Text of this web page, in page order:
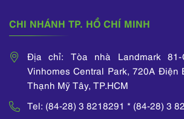
CHI NHÁNH TP. HỒ CHÍ MINH
Địa chỉ: Tòa nhà Landmark 81-
Vinhomes Central Park, 720A Điện
Thạnh Mỹ Tây, TP.HCM
Tel: (84-28) 3 8218291 * (84-28) 3